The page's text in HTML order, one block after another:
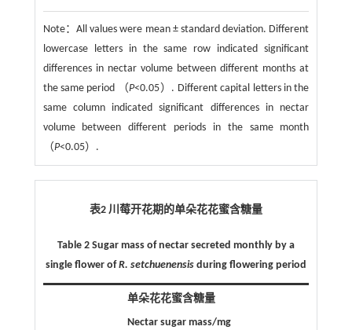
Note： All values were mean ± standard deviation. Different
lowercase letters in the same row indicated significant
differences in nectar volume between different months at
the same period （P<0.05）. Different capital letters in the
same column indicated significant differences in nectar
volume between different periods in the same month
（P<0.05）.
表2 川莓开花期的单朵花花蜜含糖量
Table 2 Sugar mass of nectar secreted monthly by a
single flower ofR. setchuenensisduring flowering period
单朵花花蜜含糖量
Nectar sugar mass/mg